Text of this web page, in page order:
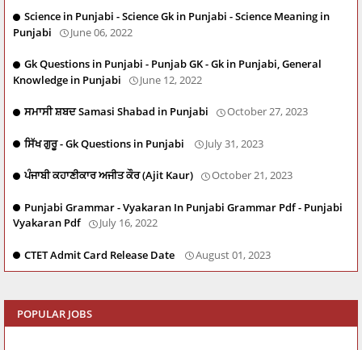
Science in Punjabi - Science Gk in Punjabi - Science Meaning in
Punjabi
June 06, 2022
Gk Questions in Punjabi - Punjab GK - Gk in Punjabi, General
Knowledge in Punjabi
June 12, 2022
ਸਮਾਸੀ ਸ਼ਬਦ Samasi Shabad in Punjabi October 27, 2023
ਸਿੱਖ ਗੁਰੂ - Gk Questions in Punjabi July 31, 2023
ਪੰਜਾਬੀ ਕਹਾਣੀਕਾਰ ਅਜੀਤ ਕੌਰ (Ajit Kaur) October 21, 2023
Punjabi Grammar - Vyakaran In Punjabi Grammar Pdf - Punjabi
Vyakaran Pdf
July 16, 2022
CTET Admit Card Release Date August 01, 2023
POPULAR JOBS